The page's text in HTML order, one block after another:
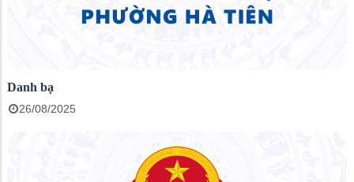
Danh bạ
26/08/2025